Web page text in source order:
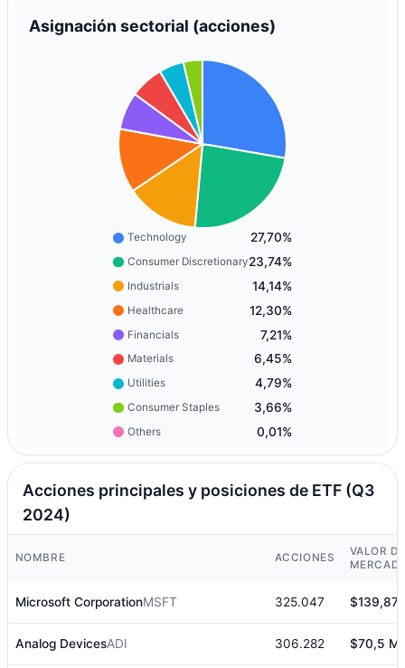
Asignación sectorial (acciones)
Technology 27,70%
Consumer Discretionary23,74%
Industrials 14,14%
Healthcare 12,30%
Financials 7,21%
Materials 6,45%
Utilities 4,79%
Consumer Staples 3,66%
Others 0,01%
Acciones principales y posiciones de ETF (Q3
2024)
NOMBRE ACCIONES
VALOR DE
Microsoft CorporationMSFT 325.047 $139,87
Analog DevicesADI 306.282 $70,5 M.